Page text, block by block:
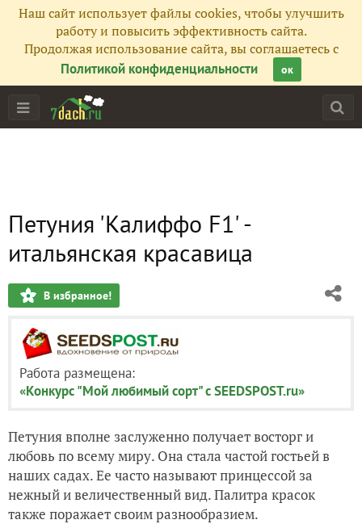
Наш сайт использует файлы cookies, чтобы улучшить
работу и повысить эффективность сайта.
Продолжая использование сайта, вы соглашаетесь с
Политикой конфиденциальности
ок
Петуния 'Калиффо F1' -
итальянская красавица
В избранное!
Работа размещена:
«Конкурс "Мой любимый сорт" с SEEDSPOST.ru»
Петуния вполне заслуженно получает восторг и
любовь по всему миру. Она стала частой гостьей в
наших садах. Ее часто называют принцессой за
нежный и величественный вид. Палитра красок
также поражает своим разнообразием.